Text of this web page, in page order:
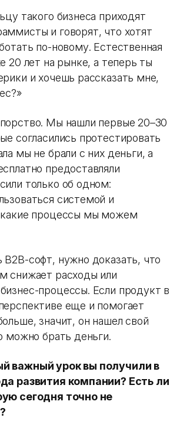
такого бизнеса приходят
и говорят, что хотят
по-новому. Естественная
20 лет на рынке, а теперь ты
и хочешь рассказать мне,
Мы нашли первые 20–30
согласились протестировать
мы не брали с них деньги, а
предоставляли
только об одном:
системой и
какие процессы мы можем
софт, нужно доказать, что
снижает расходы или
процессы. Если продукт в
еще и помогает
значит, он нашел свой
можно брать деньги.
важный урок вы получили в
развития компании? Есть ли
сегодня точно не